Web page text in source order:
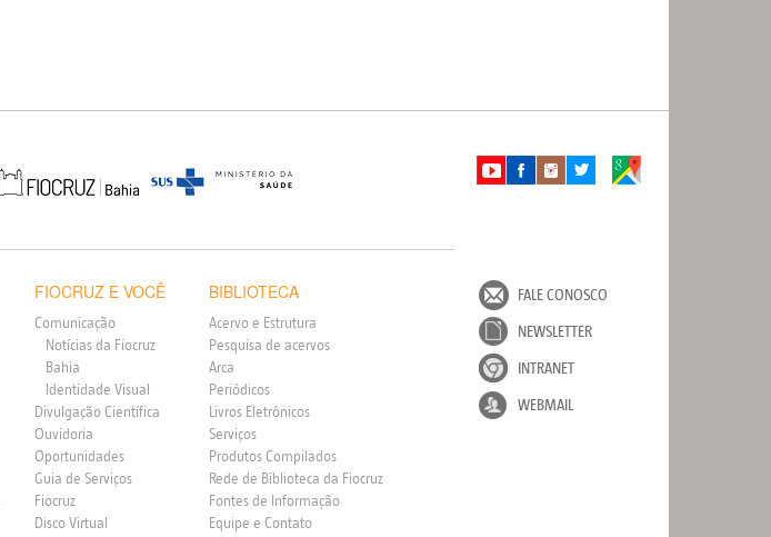
FIOCRUZ E VOCÊ
Comunicação
Notícias da Fiocruz
Bahia
Identidade Visual
Divulgação Científica
Ouvidoria
Oportunidades
Guia de Serviços
Fiocruz
Disco Virtual
BIBLIOTECA
Acervo e Estrutura
Pesquisa de acervos
Arca
Periódicos
Livros Eletrônicos
Serviços
Produtos Compilados
Rede de Biblioteca da Fiocruz
Fontes de Informação
Equipe e Contato
FALE CONOSCO
NEWSLETTER
INTRANET
WEBMAIL